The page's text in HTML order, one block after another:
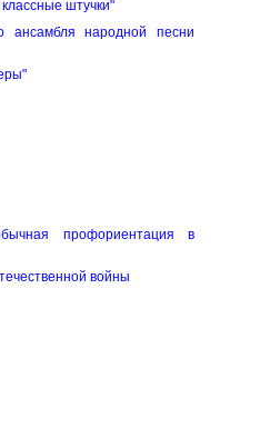
штучки"
ансамбля народной песни
профориентация в
войны